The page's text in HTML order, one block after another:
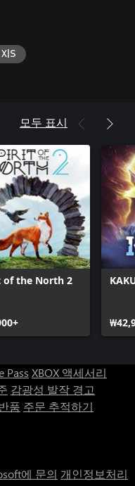
모두 표시
of the North 2
Pass XBOX 액세서리
감광성 발작 경고
품 주문 추적하기
에 문의 개인정보처리